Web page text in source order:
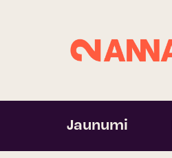
Jaunumi